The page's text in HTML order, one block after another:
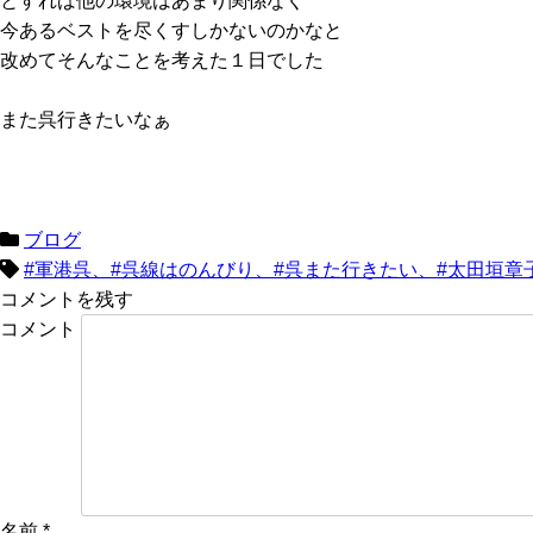
今あるベストを尽くすしかないのかなと
改めてそんなことを考えた１日でした
また呉行きたいなぁ
ブログ
#軍港呉、#呉線はのんびり、#呉また行きたい、#太田垣章
コメントを残す
コメント